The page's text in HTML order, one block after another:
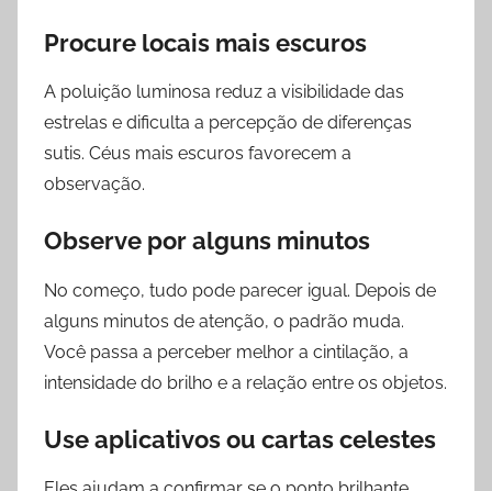
Procure locais mais escuros
A poluição luminosa reduz a visibilidade das
estrelas e dificulta a percepção de diferenças
sutis. Céus mais escuros favorecem a
observação.
Observe por alguns minutos
No começo, tudo pode parecer igual. Depois de
alguns minutos de atenção, o padrão muda.
Você passa a perceber melhor a cintilação, a
intensidade do brilho e a relação entre os objetos.
Use aplicativos ou cartas celestes